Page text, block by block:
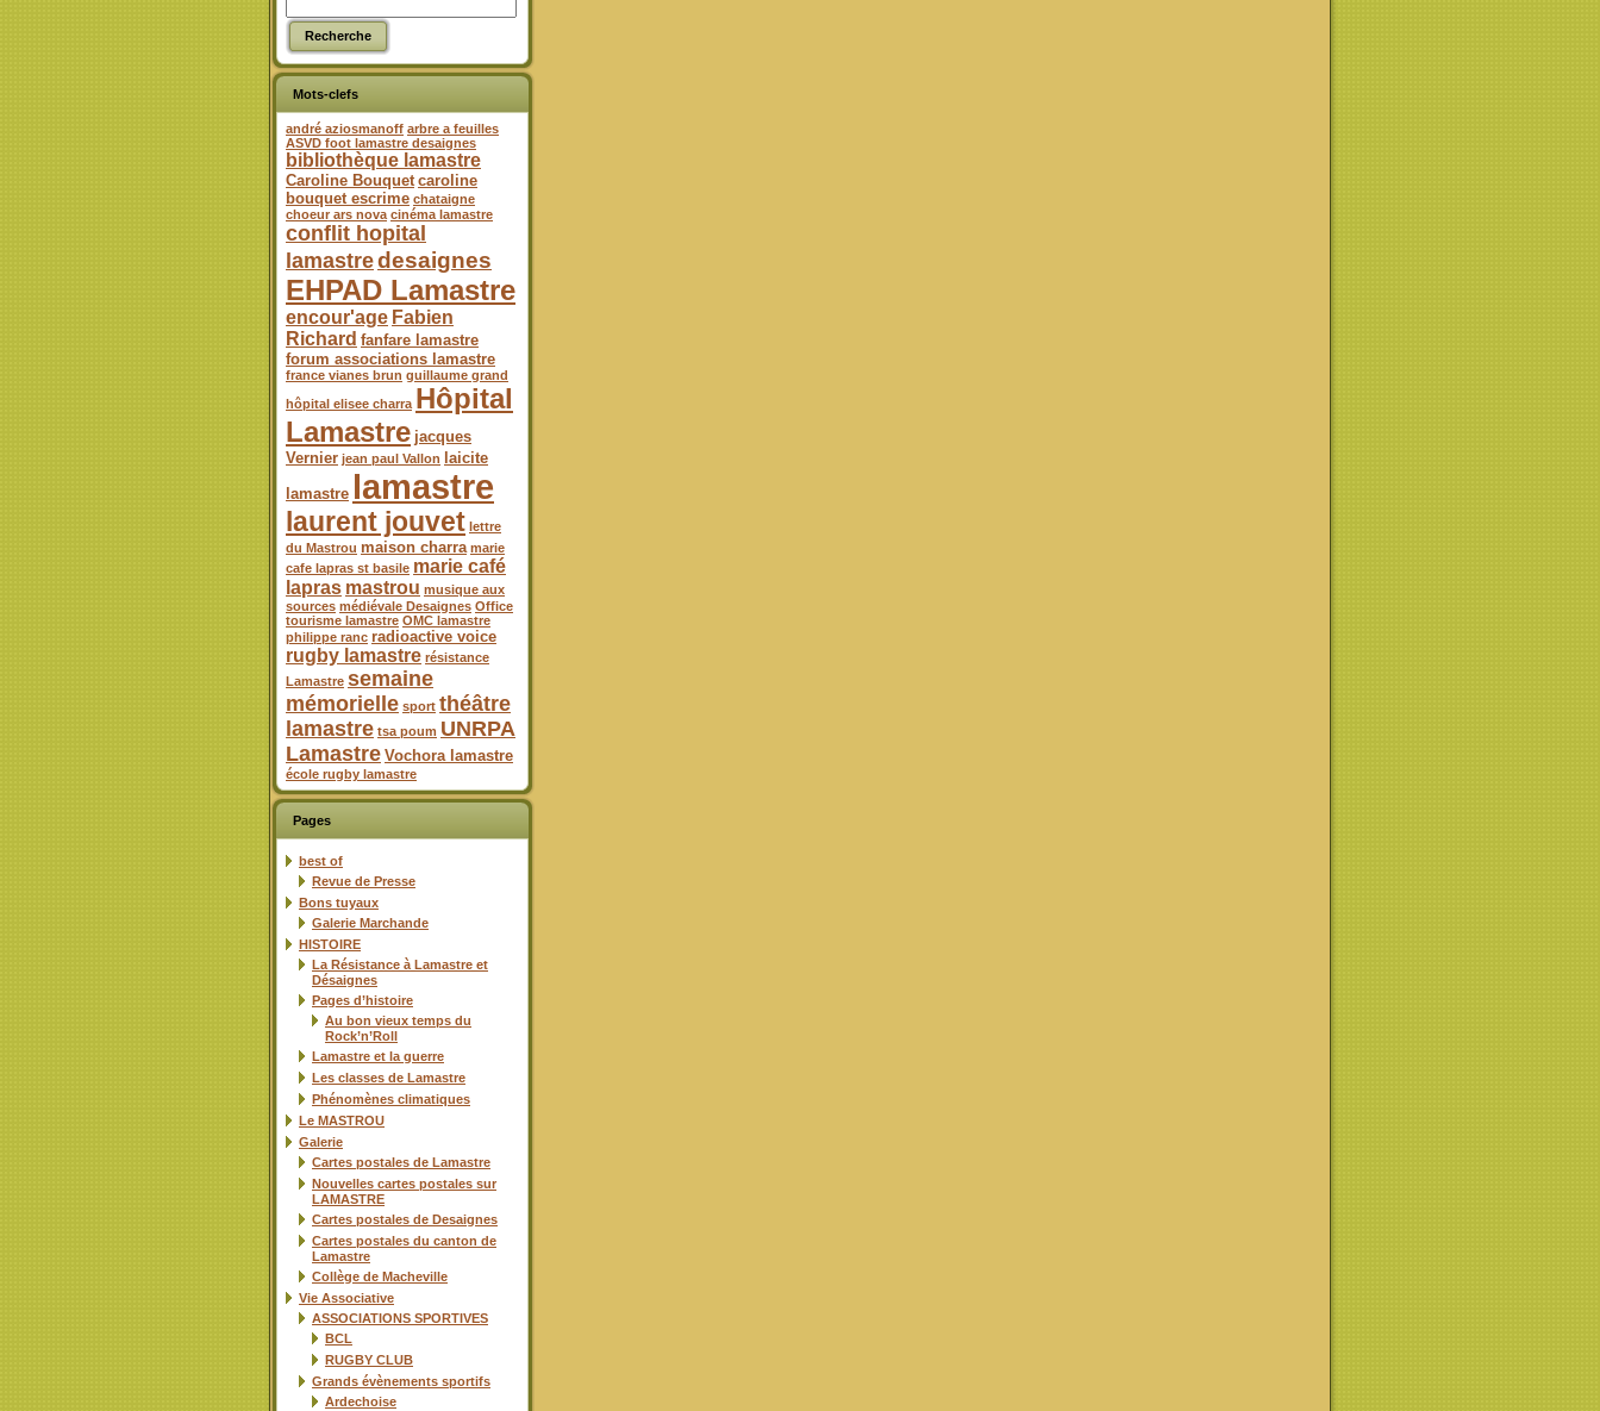
Mots-clefs
andré aziosmanoff arbre a feuilles
ASVD foot lamastre desaignes
bibliothèque lamastre
Caroline Bouquet caroline
bouquet escrime chataigne
choeur ars nova cinéma lamastre
conflit hopital
lamastredesaignes
EHPAD Lamastre
encour'age Fabien
Richard fanfare lamastre
forum associations lamastre
france vianes brun guillaume grand
hôpital elisee charra Hôpital
Lamastre jacques
Vernier jean paul Vallon
laicite
lamastre lamastre
laurent jouvet lettre
du Mastrou maison charra marie
cafe lapras st basile marie café
lapras mastrou musique aux
sources médiévale Desaignes Office
tourisme lamastre OMC lamastre
philippe ranc radioactive voice
rugby lamastre résistance
Lamastre semaine
mémorielle sport théâtre
lamastre tsa poum UNRPA
Lamastre Vochora lamastre
école rugby lamastre
Pages
best of
Revue de Presse
Bons tuyaux
Galerie Marchande
HISTOIRE
La Résistance à Lamastre et
Désaignes
Pages d’histoire
Au bon vieux temps du
Rock’n’Roll
Lamastre et la guerre
Les classes de Lamastre
Phénomènes climatiques
Le MASTROU
Galerie
Cartes postales de Lamastre
Nouvelles cartes postales sur
LAMASTRE
Cartes postales de Desaignes
Cartes postales du canton de
Lamastre
Collège de Macheville
Vie Associative
ASSOCIATIONS SPORTIVES
BCL
RUGBY CLUB
Grands évènements sportifs
Ardechoise